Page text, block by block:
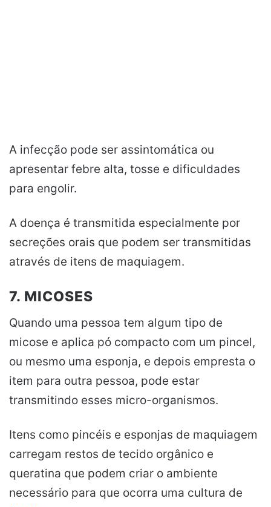
A infecção pode ser assintomática ou
apresentar febre alta, tosse e dificuldades
para engolir.
A doença é transmitida especialmente por
secreções orais que podem ser transmitidas
através de itens de maquiagem.
7. MICOSES
Quando uma pessoa tem algum tipo de
micose e aplica pó compacto com um pincel,
ou mesmo uma esponja, e depois empresta o
item para outra pessoa, pode estar
transmitindo esses micro-organismos.
Itens como pincéis e esponjas de maquiagem
carregam restos de tecido orgânico e
queratina que podem criar o ambiente
necessário para que ocorra uma cultura de